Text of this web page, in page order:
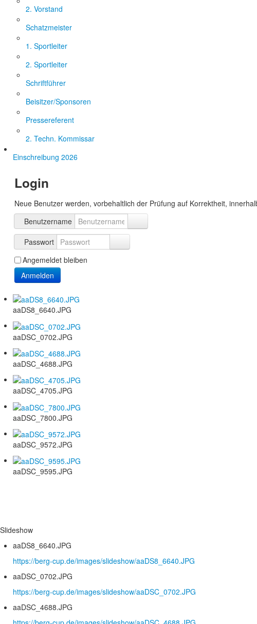
2. Vorstand
Schatzmeister
1. Sportleiter
2. Sportleiter
Schriftführer
Beisitzer/Sponsoren
Pressereferent
2. Techn. Kommissar
Einschreibung 2026
Login
Neue Benutzer werden, vorbehaltlich der Prüfung auf Korrektheit,
Benutzername
Passwort
Angemeldet bleiben
Anmelden
aaDS8_6640.JPG
aaDSC_0702.JPG
aaDSC_4688.JPG
aaDSC_4705.JPG
aaDSC_7800.JPG
aaDSC_9572.JPG
aaDSC_9595.JPG
Slideshow
aaDS8_6640.JPG
https://berg-cup.de/images/slideshow/aaDS8_6640.JPG
aaDSC_0702.JPG
https://berg-cup.de/images/slideshow/aaDSC_0702.JPG
aaDSC_4688.JPG